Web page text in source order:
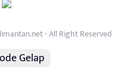
- All Right Reserved
Gelap